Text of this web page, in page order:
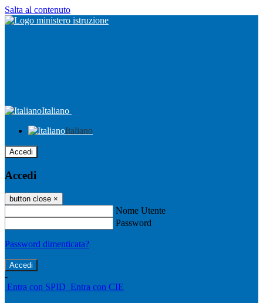
Salta al contenuto
Italiano
Italiano
Accedi
Accedi
button close ×
Nome Utente
Password
Password dimenticata?
-
Entra con SPID Entra con CIE